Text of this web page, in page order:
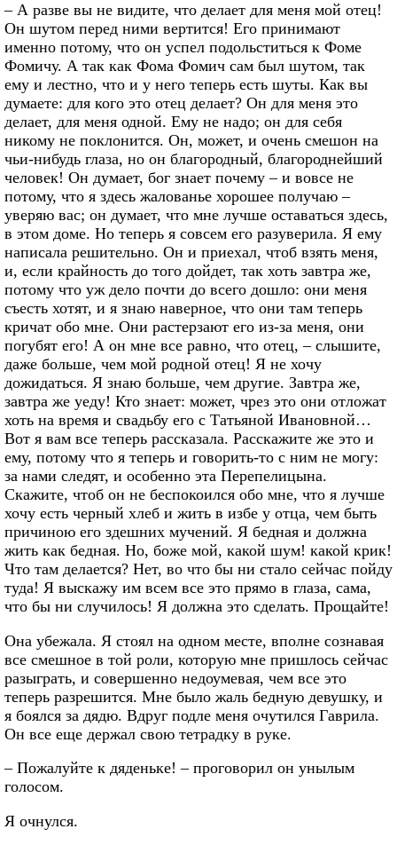
– А разве вы не видите, что делает для меня мой отец!
Он шутом перед ними вертится! Его принимают
именно потому, что он успел подольститься к Фоме
Фомичу. А так как Фома Фомич сам был шутом, так
ему и лестно, что и у него теперь есть шуты. Как вы
думаете: для кого это отец делает? Он для меня это
делает, для меня одной. Ему не надо; он для себя
никому не поклонится. Он, может, и очень смешон на
чьи-нибудь глаза, но он благородный, благороднейший
человек! Он думает, бог знает почему – и вовсе не
потому, что я здесь жалованье хорошее получаю –
уверяю вас; он думает, что мне лучше оставаться здесь,
в этом доме. Но теперь я совсем его разуверила. Я ему
написала решительно. Он и приехал, чтоб взять меня,
и, если крайность до того дойдет, так хоть завтра же,
потому что уж дело почти до всего дошло: они меня
съесть хотят, и я знаю наверное, что они там теперь
кричат обо мне. Они растерзают его из-за меня, они
погубят его! А он мне все равно, что отец, – слышите,
даже больше, чем мой родной отец! Я не хочу
дожидаться. Я знаю больше, чем другие. Завтра же,
завтра же уеду! Кто знает: может, чрез это они отложат
хоть на время и свадьбу его с Татьяной Ивановной…
Вот я вам все теперь рассказала. Расскажите же это и
ему, потому что я теперь и говорить-то с ним не могу:
за нами следят, и особенно эта Перепелицына.
Скажите, чтоб он не беспокоился обо мне, что я лучше
хочу есть черный хлеб и жить в избе у отца, чем быть
причиною его здешних мучений. Я бедная и должна
жить как бедная. Но, боже мой, какой шум! какой крик!
Что там делается? Нет, во что бы ни стало сейчас пойду
туда! Я выскажу им всем все это прямо в глаза, сама,
что бы ни случилось! Я должна это сделать. Прощайте!
Она убежала. Я стоял на одном месте, вполне сознавая
все смешное в той роли, которую мне пришлось сейчас
разыграть, и совершенно недоумевая, чем все это
теперь разрешится. Мне было жаль бедную девушку, и
я боялся за дядю. Вдруг подле меня очутился Гаврила.
Он все еще держал свою тетрадку в руке.
– Пожалуйте к дяденьке! – проговорил он унылым
голосом.
Я очнулся.